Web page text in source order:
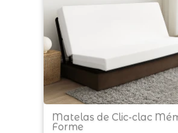
Matelas de Clic-clac
Forme